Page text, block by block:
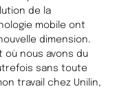
de la
mobile ont
dimension.
où nous avons du
sans toute
travail chez Unilin,